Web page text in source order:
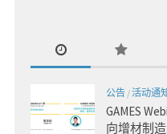
公告 /活动通
GAMES
向增材制